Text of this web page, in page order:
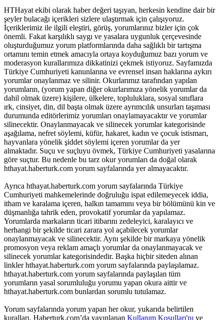
HTHayat ekibi olarak haber değeri taşıyan, herkesin kendine dair bir
şeyler bulacağı içerikleri sizlere ulaştırmak için çalışıyoruz.
İçeriklerimiz ile ilgili eleştiri, görüş, yorumlarınız bizler için çok
önemli. Fakat karşılıklı saygı ve yasalara uygunluk çerçevesinde
oluşturduğumuz yorum platformlarında daha sağlıklı bir tartışma
ortamını temin etmek amacıyla ortaya koyduğumuz bazı yorum ve
moderasyon kurallarımıza dikkatinizi çekmek istiyoruz. Sayfamızda
Türkiye Cumhuriyeti kanunlarına ve evrensel insan haklarına aykırı
yorumlar onaylanmaz ve silinir. Okurlarımız tarafından yapılan
yorumların, (yorum yapan diğer okurlarımıza yönelik yorumlar da
dahil olmak üzere) kişilere, ülkelere, topluluklara, sosyal sınıflara
ırk, cinsiyet, din, dil başta olmak üzere ayrımcılık unsurları taşıması
durumunda editörlerimiz yorumları onaylamayacaktır ve yorumlar
silinecektir. Onaylanmayacak ve silinecek yorumlar kategorisinde
aşağılama, nefret söylemi, küfür, hakaret, kadın ve çocuk istismarı,
hayvanlara yönelik şiddet söylemi içeren yorumlar da yer
almaktadır. Suçu ve suçluyu övmek, Türkiye Cumhuriyeti yasalarına
göre suçtur. Bu nedenle bu tarz okur yorumları da doğal olarak
hthayat.haberturk.com yorum sayfalarında yer almayacaktır.
Ayrıca hthayat.haberturk.com yorum sayfalarında Türkiye
Cumhuriyeti mahkemelerinde doğruluğu ispat edilemeyecek iddia,
itham ve karalama içeren, halkın tamamını veya bir bölümünü kin ve
düşmanlığa tahrik eden, provokatif yorumlar da yapılamaz.
Yorumlarda markaların ticari itibarını zedeleyici, karalayıcı ve
herhangi bir şekilde ticari zarara yol açabilecek yorumlar
onaylanmayacak ve silinecektir. Aynı şekilde bir markaya yönelik
promosyon veya reklam amaçlı yorumlar da onaylanmayacak ve
silinecek yorumlar kategorisindedir. Başka hiçbir siteden alınan
linkler hthayat.haberturk.com yorum sayfalarında paylaşılamaz.
hthayat.haberturk.com yorum sayfalarında paylaşılan tüm
yorumların yasal sorumluluğu yorumu yapan okura aittir ve
hthayat.haberturk.com bunlardan sorumlu tutulamaz.
Yorum sayfalarında yorum yapan her okur, yukarıda belirtilen
kuralları, Haberturk.com’da yayınlanan Kullanım Koşulları'nı ve